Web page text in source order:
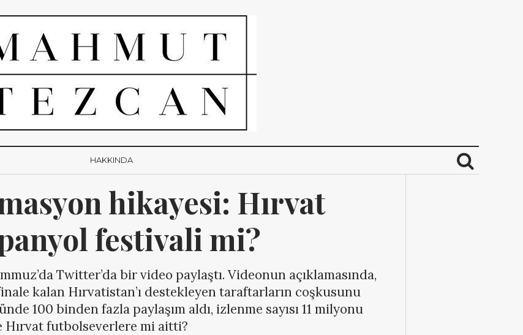
HAKKINDA
hikayesi: Hırvat
festivali mi?
Twitter’da bir video paylaştı. Videonun açıklamasında,
kalan Hırvatistan’ı destekleyen taraftarların coşkusunu
100 binden fazla paylaşım aldı, izlenme sayısı 11 milyonu
Hırvat futbolseverlere mi aitti?